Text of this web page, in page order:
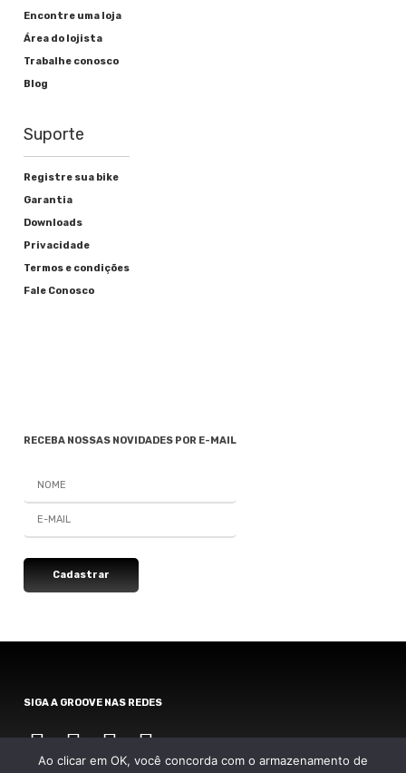
Encontre uma loja
Área do lojista
Trabalhe conosco
Blog
Suporte
Registre sua bike
Garantia
Downloads
Privacidade
Termos e condições
Fale Conosco
RECEBA NOSSAS NOVIDADES POR E-MAIL
SIGA A GROOVE NAS REDES
InstagramInstagramInstagramInstagram
Ao clicar em OK, você concorda com o armazenamento de